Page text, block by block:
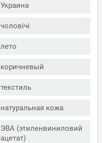
Украина
чоловічі
лето
коричневый
текстиль
натуральная кожа
ЭВА (этиленвиниловий
ацетат)